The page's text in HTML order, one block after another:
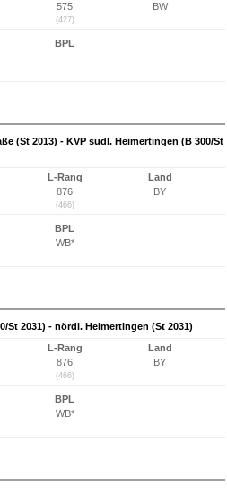
575
(427)
BW
BPL
(St 2013) - KVP südl. Heimertingen (B 300/St
L-Rang
876
(466)
Land
BY
BPL
WB*
St 2031) - nördl. Heimertingen (St 2031)
L-Rang
876
(466)
Land
BY
BPL
WB*